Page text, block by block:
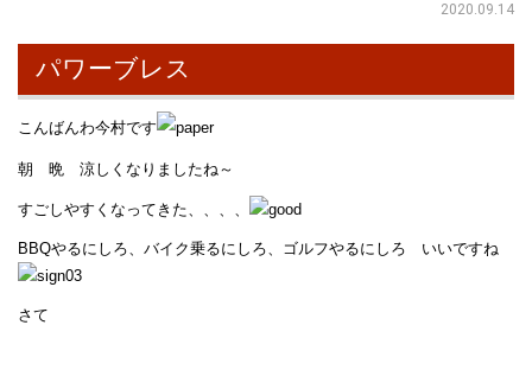
2020.09.14
パワーブレス
こんばんわ今村です
朝 晩 涼しくなりましたね～
すごしやすくなってきた、、、、
BBQやるにしろ、バイク乗るにしろ、ゴルフやるにしろ いいですね
さて